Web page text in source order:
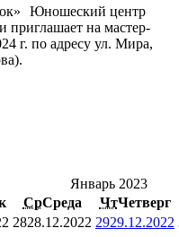
Юношеский центр
приглашает на мастер-
г. по адресу ул. Мира,
Январь 2023
СрСреда ЧтЧетверг
2828.12.2022 2929.12.2022